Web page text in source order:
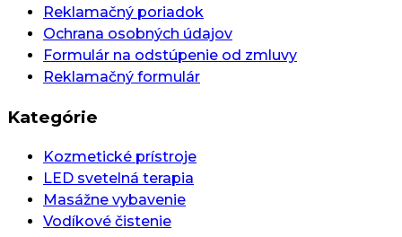
Reklamačný poriadok
Ochrana osobných údajov
Formulár na odstúpenie od zmluvy
Reklamačný formulár
Kategórie
Kozmetické prístroje
LED svetelná terapia
Masážne vybavenie
Vodíkové čistenie